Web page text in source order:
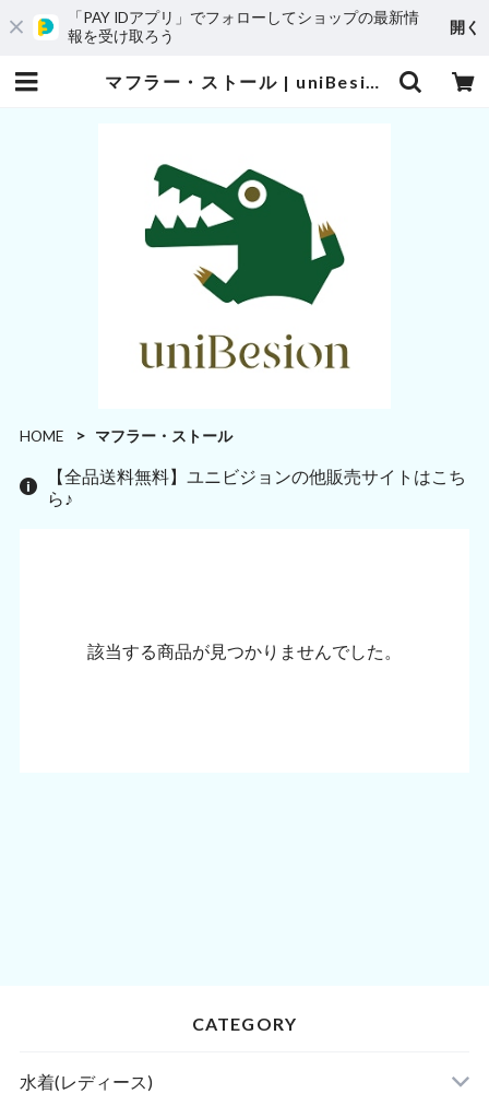
「PAY IDアプリ」でフォローしてショップの最新情
報を受け取ろう
開く
マフラー・ストール | uniBesion(ユニビジョン)
HOME マフラー・ストール
【全品送料無料】ユニビジョンの他販売サイトはこち
ら♪
該当する商品が見つかりませんでした。
CATEGORY
水着(レディース)